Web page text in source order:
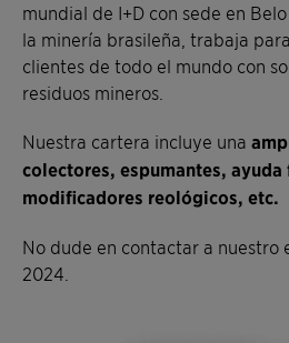
mundial de I+D con sede en
la minería brasileña, trabaja
clientes de todo el mundo con
residuos mineros.
Nuestra cartera incluye una
colectores, espumantes,
modificadores reológicos, etc.
No dude en contactar a nuestro
2024.